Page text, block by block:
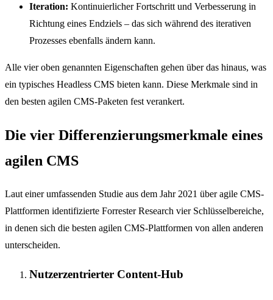
Iteration: Kontinuierlicher Fortschritt und Verbesserung in
Richtung eines Endziels – das sich während des iterativen
Prozesses ebenfalls ändern kann.
Alle vier oben genannten Eigenschaften gehen über das hinaus, was
ein typisches Headless CMS bieten kann. Diese Merkmale sind in
den besten agilen CMS-Paketen fest verankert.
Die vier Differenzierungsmerkmale eines
agilen CMS
Laut einer umfassenden Studie aus dem Jahr 2021 über agile CMS-
Plattformen identifizierte Forrester Research vier Schlüsselbereiche,
in denen sich die besten agilen CMS-Plattformen von allen anderen
unterscheiden.
Nutzerzentrierter Content-Hub